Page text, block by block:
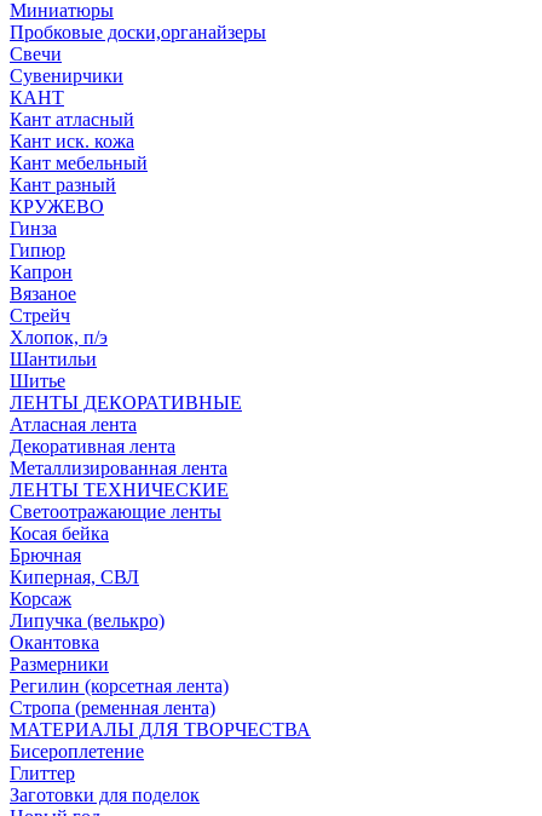
Миниатюры
Пробковые доски,органайзеры
Свечи
Сувенирчики
КАНТ
Кант атласный
Кант иск. кожа
Кант мебельный
Кант разный
КРУЖЕВО
Гинза
Гипюр
Капрон
Вязаное
Стрейч
Хлопок, п/э
Шантильи
Шитье
ЛЕНТЫ ДЕКОРАТИВНЫЕ
Атласная лента
Декоративная лента
Металлизированная лента
ЛЕНТЫ ТЕХНИЧЕСКИЕ
Светоотражающие ленты
Косая бейка
Брючная
Киперная, СВЛ
Корсаж
Липучка (велькро)
Окантовка
Размерники
Регилин (корсетная лента)
Стропа (ременная лента)
МАТЕРИАЛЫ ДЛЯ ТВОРЧЕСТВА
Бисероплетение
Глиттер
Заготовки для поделок